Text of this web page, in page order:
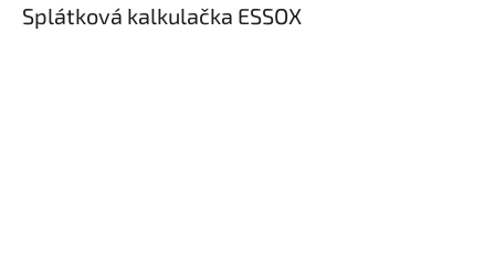
Splátková kalkulačka ESSOX